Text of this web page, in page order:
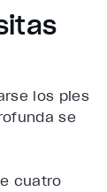
los pies
se
cuatro